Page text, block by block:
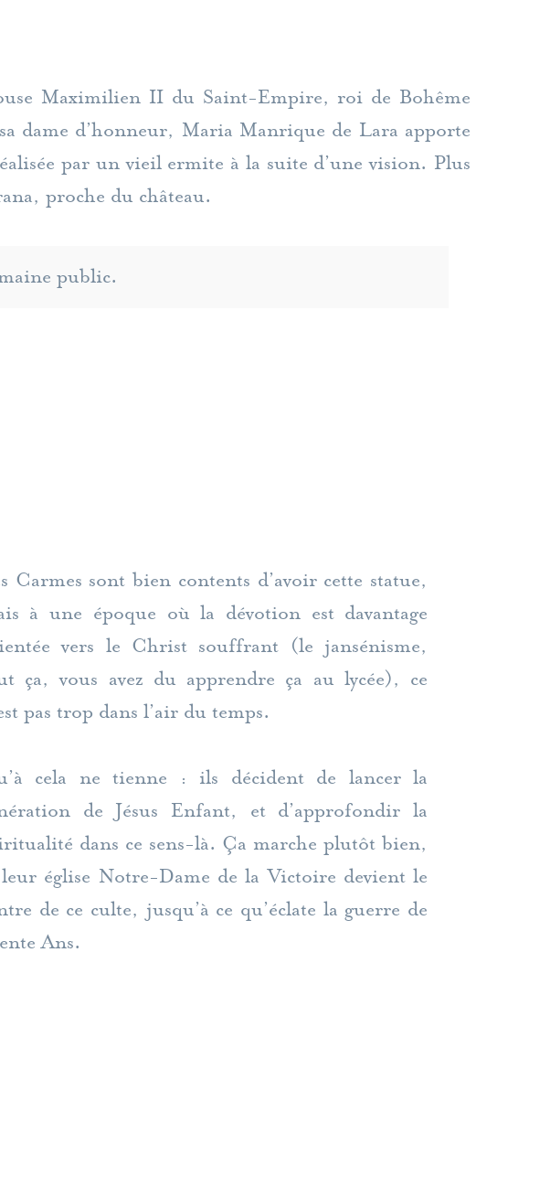
Maximilien II du Saint-Empire, roi de Bohême
dame d’honneur, Maria Manrique de Lara apporte
par un vieil ermite à la suite d’une vision. Plus
proche du château.
public.
Carmes sont bien contents d’avoir cette statue,
à une époque où la dévotion est davantage
vers le Christ souffrant (le jansénisme,
ça, vous avez du apprendre ça au lycée), ce
pas trop dans l’air du temps.
cela ne tienne : ils décident de lancer la
de Jésus Enfant, et d’approfondir la
dans ce sens-là. Ça marche plutôt bien,
église Notre-Dame de la Victoire devient le
de ce culte, jusqu’à ce qu’éclate la guerre de
Ans.